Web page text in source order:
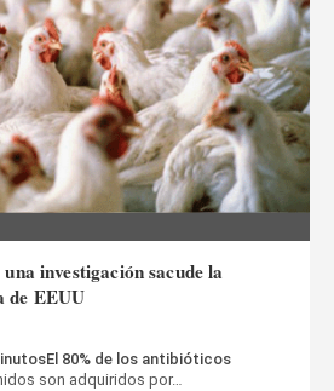
investigación sacude la
de EEUU
80% de los antibióticos
son adquiridos por…